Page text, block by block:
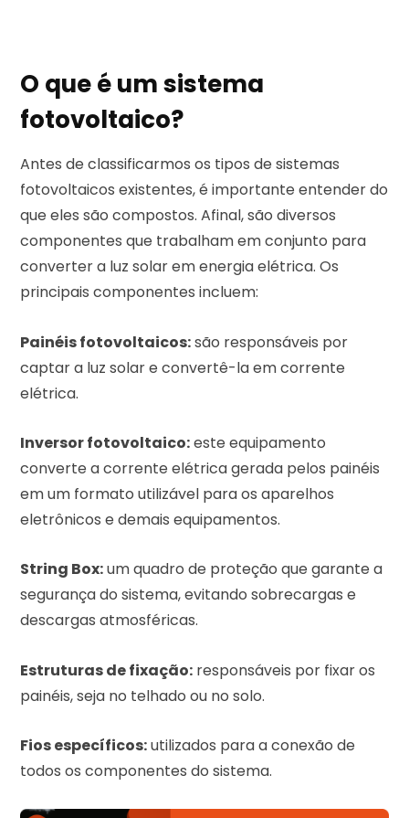
O que é um sistema
fotovoltaico?
Antes de classificarmos os tipos de sistemas
fotovoltaicos existentes, é importante entender do
que eles são compostos. Afinal, são diversos
componentes que trabalham em conjunto para
converter a luz solar em energia elétrica. Os
principais componentes incluem:
Painéis fotovoltaicos:são responsáveis por
captar a luz solar e convertê-la em corrente
elétrica.
Inversor fotovoltaico:este equipamento
converte a corrente elétrica gerada pelos painéis
em um formato utilizável para os aparelhos
eletrônicos e demais equipamentos.
String Box:um quadro de proteção que garante a
segurança do sistema, evitando sobrecargas e
descargas atmosféricas.
Estruturas de fixação: responsáveis por fixar os
painéis, seja no telhado ou no solo.
Fios específicos:utilizados para a conexão de
todos os componentes do sistema.